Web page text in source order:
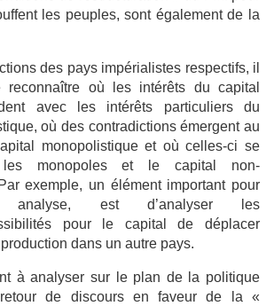
les peuples, sont également de la
des pays impérialistes respectifs, il
reconnaître où les intérêts du capital
avec les intérêts particuliers du
où des contradictions émergent au
monopolistique et où celles-ci se
les monopoles et le capital non-
exemple, un élément important pour
analyse, est d’analyser les
pour le capital de déplacer
dans un autre pays.
à analyser sur le plan de la politique
de discours en faveur de la «